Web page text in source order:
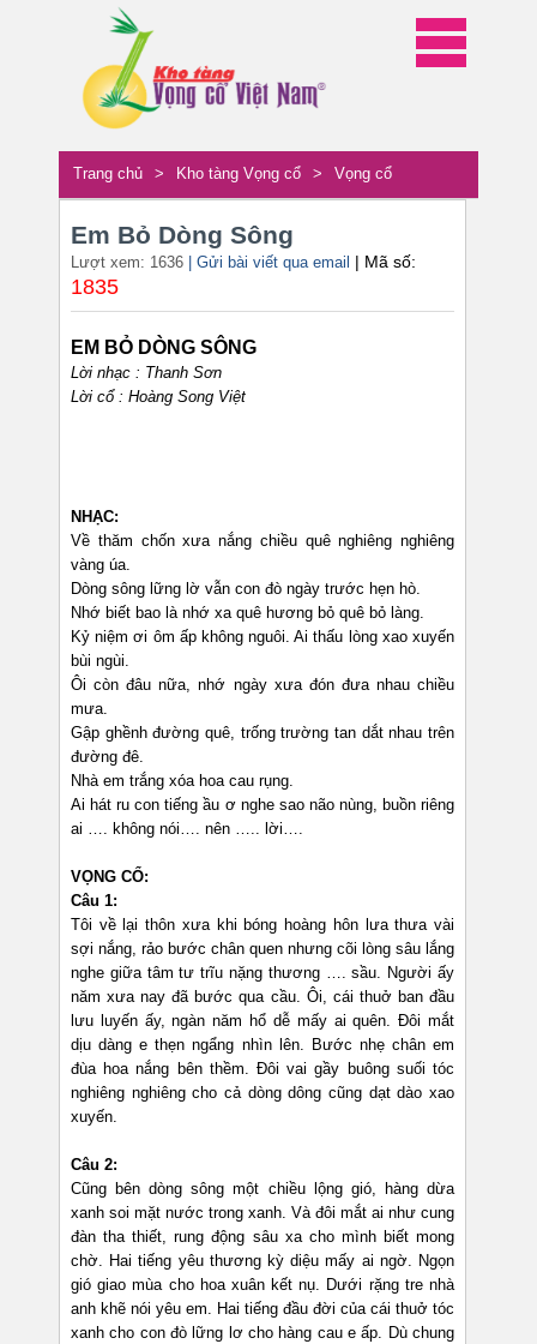
Trang chủ > Kho tàng Vọng cổ > Vọng cổ
Em Bỏ Dòng Sông
Lượt xem: 1636 | Gửi bài viết qua email | Mã số:
1835
EM BỎ DÒNG SÔNG
Lời nhạc : Thanh Sơn
Lời cổ : Hoàng Song Việt
NHẠC:
Về thăm chốn xưa nắng chiều quê nghiêng nghiêng
vàng úa.
Dòng sông lững lờ vẫn con đò ngày trước hẹn hò.
Nhớ biết bao là nhớ xa quê hương bỏ quê bỏ làng.
Kỷ niệm ơi ôm ấp không nguôi. Ai thấu lòng xao xuyến
bùi ngùi.
Ôi còn đâu nữa, nhớ ngày xưa đón đưa nhau chiều
mưa.
Gập ghềnh đường quê, trống trường tan dắt nhau trên
đường đê.
Nhà em trắng xóa hoa cau rụng.
Ai hát ru con tiếng ầu ơ nghe sao não nùng, buồn riêng
ai …. không nói…. nên ….. lời….
VỌNG CỔ:
Câu 1:
Tôi về lại thôn xưa khi bóng hoàng hôn lưa thưa vài
sợi nắng, rảo bước chân quen nhưng cõi lòng sâu lắng
nghe giữa tâm tư trĩu nặng thương …. sầu. Người ấy
năm xưa nay đã bước qua cầu. Ôi, cái thuở ban đầu
lưu luyến ấy, ngàn năm hổ dễ mấy ai quên. Đôi mắt
dịu dàng e thẹn ngẩng nhìn lên. Bước nhẹ chân em
đùa hoa nắng bên thềm. Đôi vai gầy buông suối tóc
nghiêng nghiêng cho cả dòng dông cũng dạt dào xao
xuyến.
Câu 2:
Cũng bên dòng sông một chiều lộng gió, hàng dừa
xanh soi mặt nước trong xanh. Và đôi mắt ai như cung
đàn tha thiết, rung động sâu xa cho mình biết mong
chờ. Hai tiếng yêu thương kỳ diệu mấy ai ngờ. Ngọn
gió giao mùa cho hoa xuân kết nụ. Dưới rặng tre nhà
anh khẽ nói yêu em. Hai tiếng đầu đời của cái thuở tóc
xanh cho con đò lững lơ cho hàng cau e ấp. Dù chung